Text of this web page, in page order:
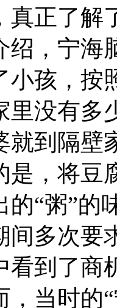
真正了解
绍，宁海
小孩，按
里没有多
就到隔壁
是，将豆
的“粥”的
间多次要
看到了商
，当时的